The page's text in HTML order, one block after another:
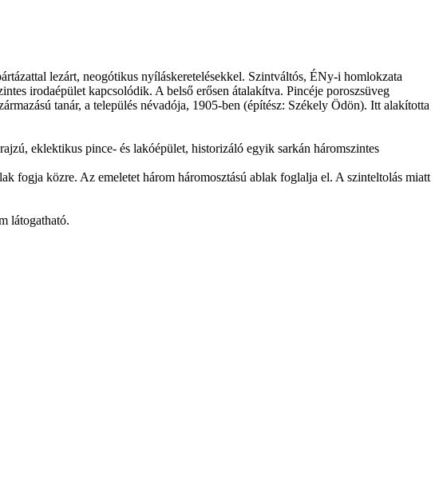
lezárt, neogótikus nyíláskeretelésekkel. Szintváltós, ÉNy-i homlokzata
irodaépület kapcsolódik. A belső erősen átalakítva. Pincéje poroszsüveg
tanár, a település névadója, 1905-ben (építész: Székely Ödön). Itt alakította
eklektikus pince- és lakóépület, historizáló egyik sarkán háromszintes
fogja közre. Az emeletet három háromosztású ablak foglalja el. A szinteltolás miatt
látogatható.